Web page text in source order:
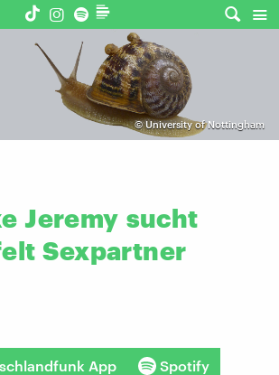
©University of Nottingham
Jeremy sucht
Sexpartner
App Spotify